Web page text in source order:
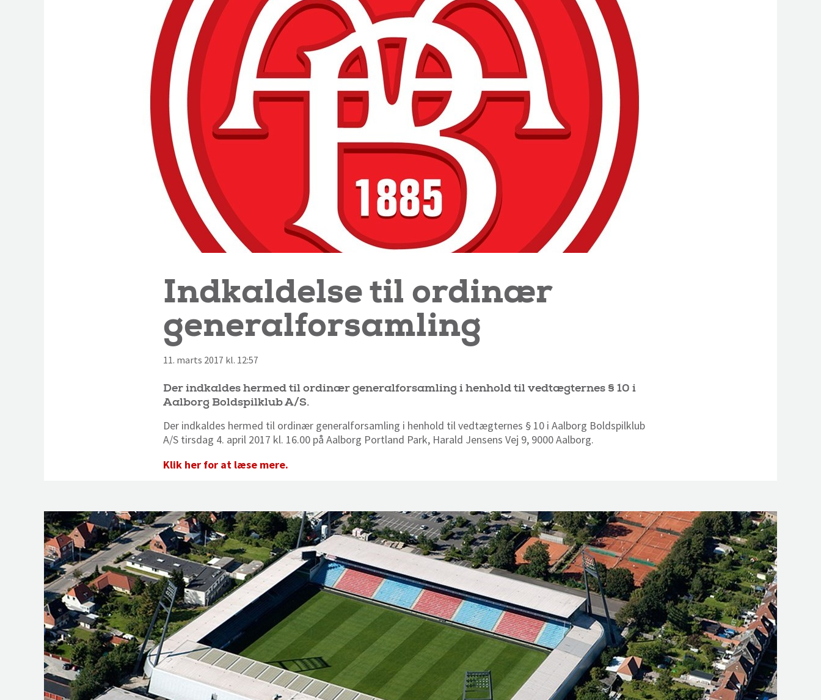
Indkaldelse til ordinær
generalforsamling
11. marts 2017 kl. 12:57
Der indkaldes hermed til ordinær generalforsamling i henhold til vedtægternes § 10 i
Aalborg Boldspilklub A/S.
Der indkaldes hermed til ordinær generalforsamling i henhold til vedtægternes § 10 i Aalborg Boldspilklub
A/S tirsdag 4. april 2017 kl. 16.00 på Aalborg Portland Park, Harald Jensens Vej 9, 9000 Aalborg.
Klik her for at læse mere.